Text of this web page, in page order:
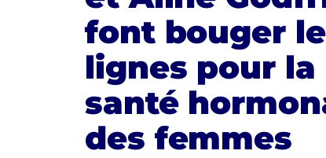
font bouger
lignes pour la
santé
des femmes